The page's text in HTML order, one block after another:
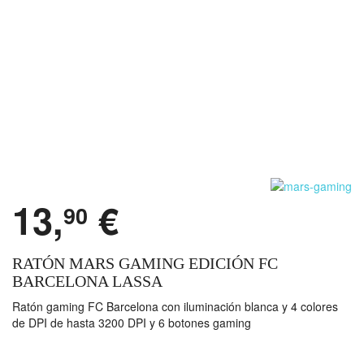
13,90 €
RATÓN MARS GAMING EDICIÓN FC
BARCELONA LASSA
Ratón gaming FC Barcelona con iluminación blanca y 4 colores
de DPI de hasta 3200 DPI y 6 botones gaming